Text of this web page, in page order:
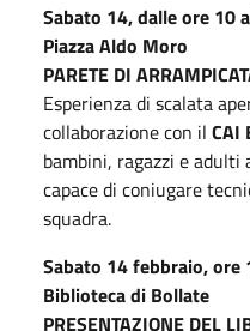
Sabato 14,dalle ore 10
Piazza Aldo Moro
PARETE DI
Esperienza di scalata
collaborazione con il CAI
bambini, ragazzi e
capace di coniugare
squadra.
Sabato 14 febbraio,ore
Biblioteca di Bollate
PRESENTAZIONE DEL